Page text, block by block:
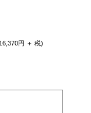
円 ＋ 税)